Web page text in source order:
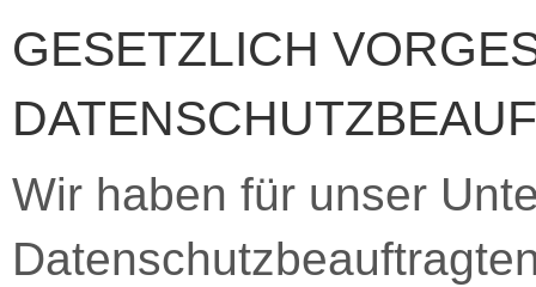
GESETZLICH
Wir haben für unser